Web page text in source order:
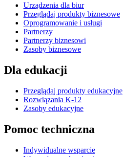
Urządzenia dla biur
Przeglądaj produkty biznesowe
Oprogramowanie i usługi
Partnerzy
Partnerzy biznesowi
Zasoby biznesowe
Dla edukacji
Przeglądaj produkty edukacyjne
Rozwiązania K-12
Zasoby edukacyjne
Pomoc techniczna
Indywidualne wsparcie